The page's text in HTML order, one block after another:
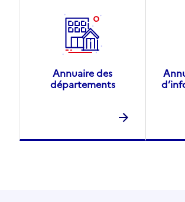
Annuaire des
départements